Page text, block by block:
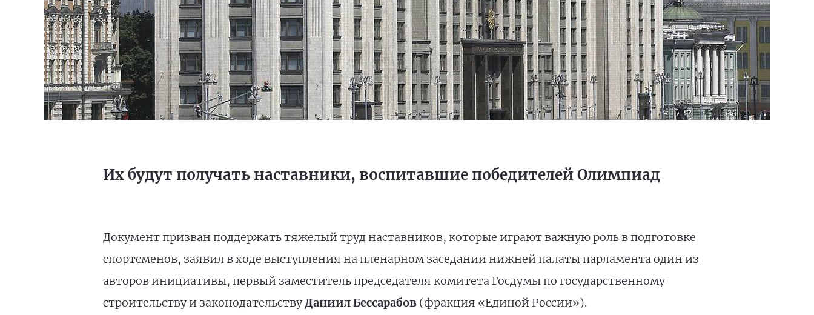
Их будут получать наставники, воспитавшие победителей Олимпиад
Документ призван поддержать тяжелый труд наставников, которые играют важную роль в подготовке
спортсменов, заявил в ходе выступления на пленарном заседании нижней палаты парламента один из
авторов инициативы, первый заместитель председателя комитета Госдумы по государственному
строительству и законодательствуДаниил Бессарабов(фракция «Единой России»).